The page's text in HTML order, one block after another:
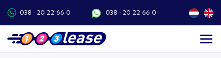
038 - 20 22 66 0 038 - 20 22 66 0